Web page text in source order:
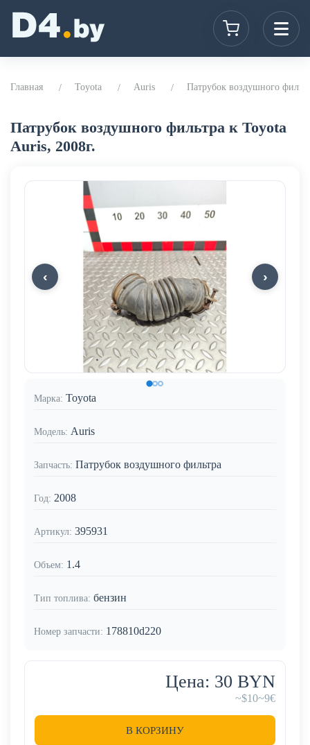
Главная Toyota Auris Патрубок воздушного
Патрубок воздушного фильтра к Toyota
Auris, 2008г.
Марка: Toyota
Модель: Auris
Запчасть: Патрубок воздушного фильтра
Год: 2008
Артикул: 395931
Объем: 1.4
Тип топлива: бензин
Номер запчасти: 178810d220
Цена: 30 BYN
~$10~9€
В КОРЗИНУ